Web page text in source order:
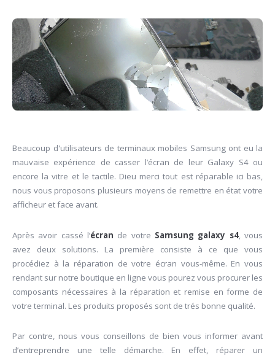
Beaucoup d'utilisateurs de terminaux mobiles Samsung ont eu la
mauvaise expérience de casser l’écran de leur Galaxy S4 ou
encore la vitre et le tactile. Dieu merci tout est réparable ici bas,
nous vous proposons plusieurs moyens de remettre en état votre
afficheur et face avant.
Après avoir cassé l’écran de votre Samsung galaxy s4, vous
avez deux solutions. La première consiste à ce que vous
procédiez à la réparation de votre écran vous-même. En vous
rendant sur notre boutique en ligne vous pourez vous procurer les
composants nécessaires à la réparation et remise en forme de
votre terminal. Les produits proposés sont de trés bonne qualité.
Par contre, nous vous conseillons de bien vous informer avant
d’entreprendre une telle démarche. En effet, réparer un